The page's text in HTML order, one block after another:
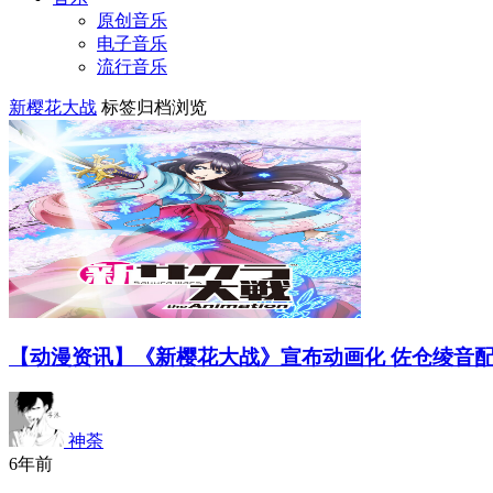
原创音乐
电子音乐
流行音乐
新樱花大战 标签归档浏览
【动漫资讯】《新樱花大战》宣布动画化 佐仓绫音
神荼
6年前